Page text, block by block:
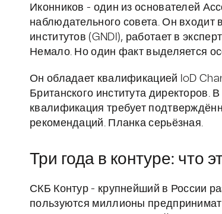
Иконников - один из основателей
наблюдательного совета. Он входит
институтов (GNDI), работает в
Немало. Но один факт выделяется
Он обладает квалификацией IoD
Британского института директоров.
квалификация требует
рекомендаций. Планка серьёзная.
Три года в контуре: что
СКБ Контур - крупнейший в России
пользуются миллионы